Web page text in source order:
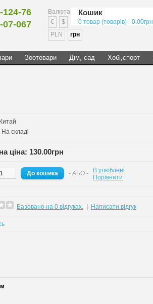
124-76
07-067
Валюта
€
$
PLN
грн
Кошик
0 товар (товарів) - 0.00грн
Зоотовари Дім, сад Хобі,спорт
Китай
На складі
ціна: 130.00грн
- АБО -
В улюблені
Порівняти
Базовано на 0 відгуках. Написати відгук